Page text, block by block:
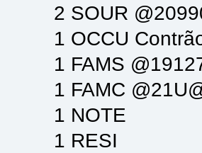
2 SOUR
1 OCCU
1 FAMS
1 FAMC
1 NOTE
1 RESI